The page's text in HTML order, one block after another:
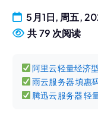
5月1日, 周五,
共 79 次阅读
阿里云轻量经济
雨云服务器 填惠
腾迅云服务器 轻